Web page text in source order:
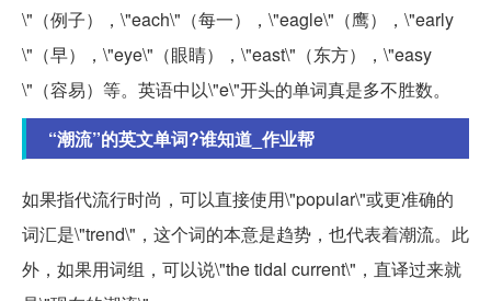
\"（例子），\"each\"（每一），\"eagle\"（鹰），\"early
\"（早），\"eye\"（眼睛），\"east\"（东方），\"easy
\"（容易）等。英语中以\"e\"开头的单词真是多不胜数。
“潮流”的英文单词?谁知道_作业帮
如果指代流行时尚，可以直接使用\"popular\"或更准确的
词汇是\"trend\"，这个词的本意是趋势，也代表着潮流。此
外，如果用词组，可以说\"the tidal current\"，直译过来就